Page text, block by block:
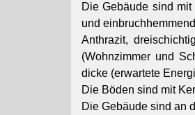
Die Gebäude sind
und
Anthrazit,
(Wohnzimmer und
dicke (erwartete
Die Böden sind mit
Die Gebäude sind an